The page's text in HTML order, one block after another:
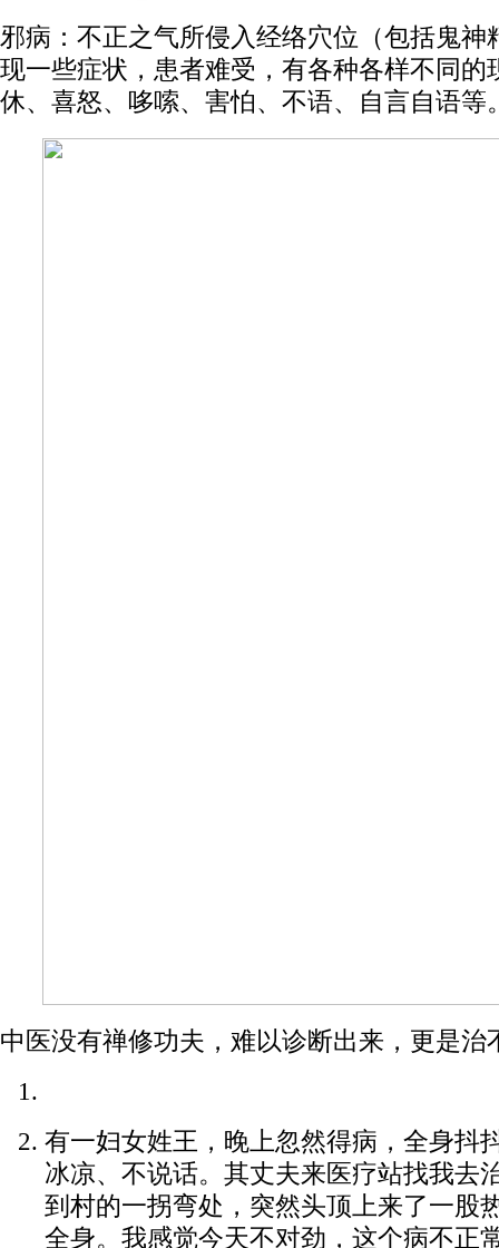
邪病：不正之气所侵入经络穴位（包括鬼神
现一些症状，患者难受，有各种各样不同的
休、喜怒、哆嗦、害怕、不语、自言自语等
中医没有禅修功夫，难以诊断出来，更是治
有一妇女姓王，晚上忽然得病，全身抖
冰凉、不说话。其丈夫来医疗站找我去
到村的一拐弯处，突然头顶上来了一股
全身。我感觉今天不对劲，这个病不正